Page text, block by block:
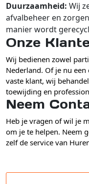
Duurzaamheid: Wij
afvalbeheer en
manier wordt
Onze
Wij bedienen zowel
Nederland. Of je nu
vaste klant, wij
toewijding en
Neem
Heb je vragen of wil je
om je te helpen. Neem
zelf de service van